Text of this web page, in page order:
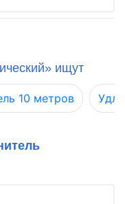
ищут
10 метров